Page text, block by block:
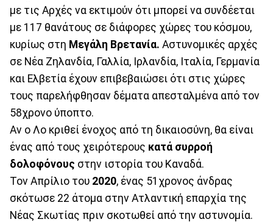
με τις Αρχές να εκτιμούν ότι μπορεί να συνδέεται
με 117 θανάτους σε διάφορες χώρες του κόσμου,
κυρίως στη Μεγάλη Βρετανία. Αστυνομικές αρχές
σε Νέα Ζηλανδία, Γαλλία, Ιρλανδία, Ιταλία, Γερμανία
και Ελβετία έχουν επιβεβαιώσει ότι στις χώρες
τους παρελήφθησαν δέματα απεσταλμένα από τον
58χρονο ύποπτο.
Αν ο Λο κριθεί ένοχος από τη δικαιοσύνη, θα είναι
ένας από τους χειρότερους κατά συρροή
δολοφόνους στην ιστορία του Καναδά.
Τον Απρίλιο του 2020, ένας 51χρονος άνδρας
σκότωσε 22 άτομα στην Ατλαντική επαρχία της
Νέας Σκωτίας πριν σκοτωθεί από την αστυνομία.